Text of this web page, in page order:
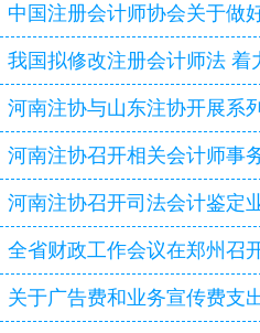
评估报告
中国注册会计师协会关于做
公司2025年年报审计工作的
我国拟修改注册会计师法 着
审计造假等行业突出问题
河南注协与山东注协开展系
活动
河南注协召开相关会计师事
体约谈会
河南注协召开司法会计鉴定
作专题研讨会
全省财政工作会议在郑州召
关于广告费和业务宣传费支